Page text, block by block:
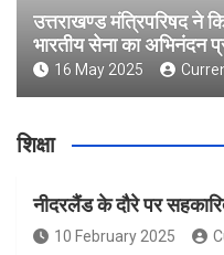
उत्तराखण्ड मंत्रिपरिषद ने
भारतीय सेना का अभिनंदन
16 May 2025
शिक्षा
नीदरलैंड के दौरे पर
10 February 2025